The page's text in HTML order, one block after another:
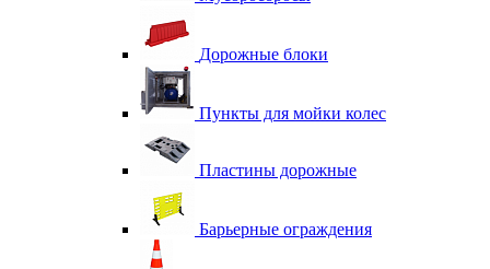
Дорожные блоки
Пункты для мойки колес
Пластины дорожные
Барьерные ограждения